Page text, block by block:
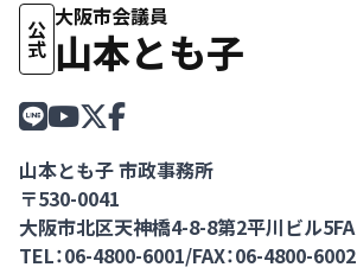
公式
大阪市会議員
山本とも子
山本とも子 市政事務所
〒530-0041
大阪市北区天神橋4-8-8第2平川ビル5FA
TEL：06-4800-6001/FAX：06-4800-6002